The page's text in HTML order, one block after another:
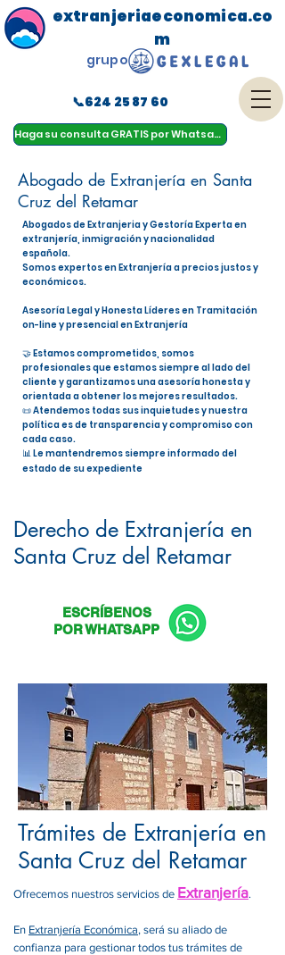
Haga su consulta GRATIS por Whatsapp
menu
extranjeriaeconomica.co
m
📞624 25 87 60
grupo
Abogado de Extranjería en Santa
Cruz del Retamar
Abogados de Extranjeria y Gestoría Experta en
extranjería, inmigración y nacionalidad
española.
Somos expertos en Extranjería a precios justos y
económicos.
Asesoría Legal y Honesta Líderes en Tramitación
on-line y presencial en Extranjería
🤝 Estamos comprometidos, somos
profesionales que estamos siempre al lado del
cliente y garantizamos una asesoría honesta y
orientada a obtener los mejores resultados.
📜 Atendemos todas sus inquietudes y nuestra
política es de transparencia y compromiso con
cada caso.
📊 Le mantendremos siempre informado del
estado de su expediente
Derecho de Extranjería en
Santa Cruz del Retamar
ESCRÍBENOS
POR WHATSAPP
Trámites de Extranjería en
Santa Cruz del Retamar
Ofrecemos nuestros servicios de Extranjería.
En Extranjería Económica, será su aliado de
confianza para gestionar todos tus trámites de